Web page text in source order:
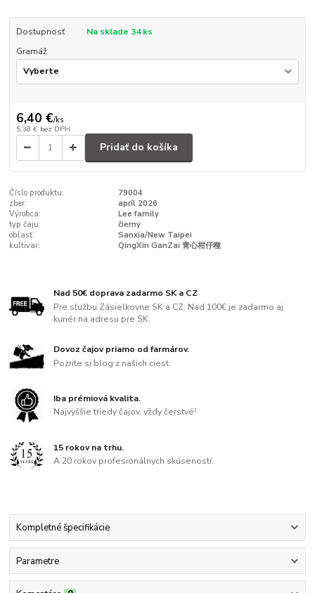
Dostupnosť
Na sklade 34 ks
Gramáž
6,40 €/ks
5,38 € bez DPH
Pridať do košíka
Číslo produktu:
79004
zber:
apríl 2026
Výrobca:
Lee family
typ čaju:
čierny
oblasť:
Sanxia/New Taipei
kultivar:
QingXin GanZai 青心柑仔種
Nad 50€ doprava zadarmo SK a CZ
Pre službu Zásielkovne SK a CZ. Nad 100€ je zadarmo aj
kuriér na adresu pre SK.
Dovoz čajov priamo od farmárov.
Pozrite si blog z našich ciest.
Iba prémiová kvalita.
Najvyššie triedy čajov, vždy čerstvé!
15 rokov na trhu.
A 20 rokov profesionálnych skúseností.
Kompletné špecifikácie
Parametre